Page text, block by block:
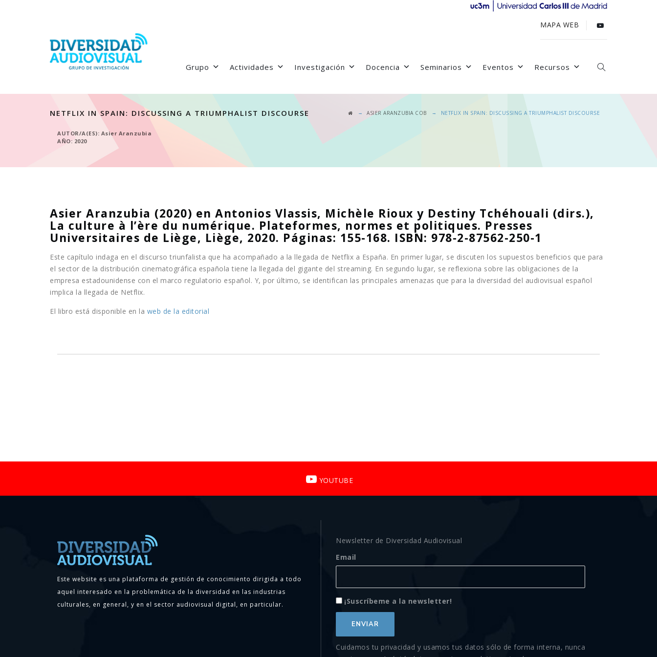
MAPA WEB
Grupo Actividades Investigación Docencia Seminarios Eventos Recursos
NETFLIX IN SPAIN: DISCUSSING A TRIUMPHALIST DISCOURSE → ASIER ARANZUBIA COB → NETFLIX IN SPAIN: DISCUSSING A TRIUMPHALIST DISCOURSE
AUTOR/A(ES): Asier Aranzubia
AÑO: 2020
Asier Aranzubia (2020) en Antonios Vlassis, Michèle Rioux y Destiny Tchéhouali (dirs.),
La culture à l’ère du numérique. Plateformes, normes et politiques. Presses
Universitaires de Liège, Liège, 2020. Páginas: 155-168. ISBN: 978-2-87562-250-1
Este capítulo indaga en el discurso triunfalista que ha acompañado a la llegada de Netflix a España. En primer lugar, se discuten los supuestos beneficios que para
el sector de la distribución cinematográfica española tiene la llegada del gigante del streaming. En segundo lugar, se reflexiona sobre las obligaciones de la
empresa estadounidense con el marco regulatorio español. Y, por último, se identifican las principales amenazas que para la diversidad del audiovisual español
implica la llegada de Netflix.
El libro está disponible en la web de la editorial
YOUTUBE
Este website es una plataforma de gestión de conocimiento dirigida a todo
aquel interesado en la problemática de la diversidad en las industrias
culturales, en general, y en el sector audiovisual digital, en particular.
Newsletter de Diversidad Audiovisual
Email
¡Suscríbeme a la newsletter!
Cuidamos tu privacidad y usamos tus datos sólo de forma interna, nunca